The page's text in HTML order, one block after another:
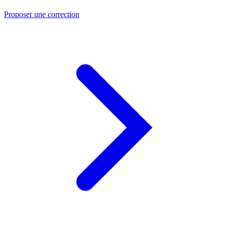
Proposer une correction